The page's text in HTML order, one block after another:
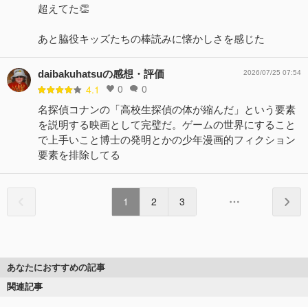
超えてた👏
あと脇役キッズたちの棒読みに懐かしさを感じた
daibakuhatsuの感想・評価
4.1 0 0
2026/07/25 07:54
名探偵コナンの「高校生探偵の体が縮んだ」という要素
を説明する映画として完璧だ。ゲームの世界にすること
で上手いこと博士の発明とかの少年漫画的フィクション
要素を排除してる
1 2 3
あなたにおすすめの記事
関連記事